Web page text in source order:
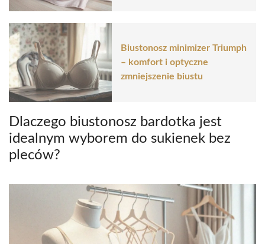
Biustonosz minimizer Triumph
– komfort i optyczne
zmniejszenie biustu
Dlaczego biustonosz bardotka jest
idealnym wyborem do sukienek bez
pleców?